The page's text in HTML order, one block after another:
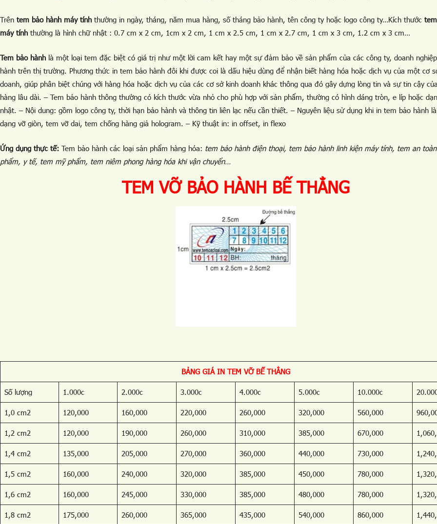
Trên tem bảo hành máy tính thường in ngày, tháng, năm mua hàng, số tháng bảo hành, tên công ty hoặc logo công ty…Kích thước
máy tính thường là hình chữ nhật : 0.7 cm x 2 cm, 1cm x 2 cm, 1 cm x 2.5 cm, 1 cm x 2.7 cm, 1 cm x 3 cm, 1.2 cm x 3 cm…
Tem bảo hành là một loại tem đặc biệt có giá trị như một lời cam kết hay một sự đảm bảo về sản phẩm của các công ty, doanh
hành trên thị trường. Phương thức in tem bảo hành đôi khi được coi là dấu hiệu dùng để nhận biết hàng hóa hoặc dịch vụ của một cơ
doanh, giúp phân biệt chúng với hàng hóa hoặc dịch vụ của các cơ sở kinh doanh khác thông qua đó gây dựng lòng tin và sự tin cậy
hàng lâu dài. – Tem bảo hành thông thường có kích thước vừa nhỏ cho phù hợp với sản phẩm, thường có hình dáng tròn, e líp hoặc
nhật. – Nội dung: gồm logo công ty, thời hạn bảo hành và thông tin liên lạc nếu cần thiết. – Nguyên liệu sử dụng khi in tem bảo hành
dạng vỡ giòn, tem vỡ dai, tem chống hàng giả hologram. – Kỹ thuật in: in offset, in flexo
Ứng dụng thực tế: Tem bảo hành các loại sản phẩm hàng hóa: tem bảo hành điện thoại, tem bảo hành linh kiện máy tính, tem an
phẩm, y tế, tem mỹ phẩm, tem niêm phong hàng hóa khi vận chuyển…
TEM VỠ BẢO HÀNH BẾ THẲNG
BẢNG GIÁ IN TEM VỠ BẾ THẲNG
Số lượng 1.000c 2.000c 3.000c 4.000c 5.000c 10.000c
1,0 cm2 120,000 160,000 220,000 260,000 320,000 560,000
1,2 cm2 120,000 190,000 260,000 310,000 385,000 670,000
1,4 cm2 135,000 205,000 270,000 360,000 440,000 730,000
1,5 cm2 160,000 240,000 320,000 385,000 450,000 780,000
1,6 cm2 160,000 245,000 330,000 385,000 480,000 780,000
1,8 cm2 175,000 260,000 365,000 435,000 540,000 860,000